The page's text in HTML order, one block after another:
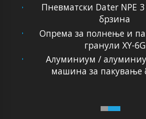
Пневматски Dater NPE
брзина
Опрема за полнење и
гранули XY-6G
Алуминиум /
машина за пакување